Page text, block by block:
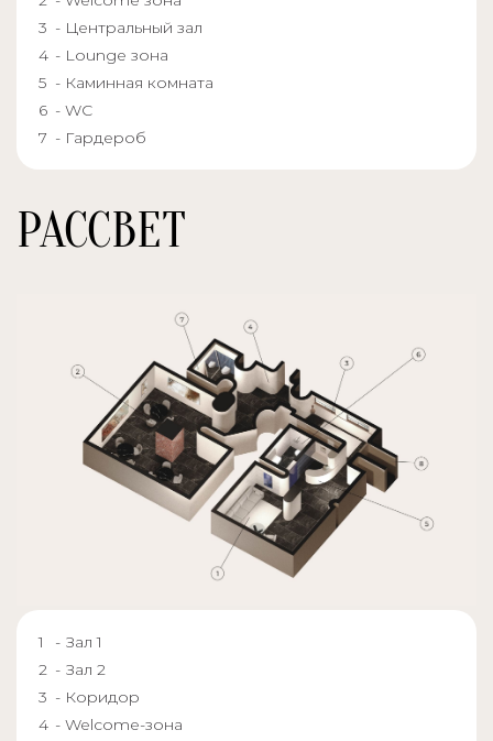
- Центральный зал
- Lounge зона
- Каминная комната
- WC
- Гардероб
РАССВЕТ
- Зал 1
- Зал 2
- Коридор
- Welcome-зона